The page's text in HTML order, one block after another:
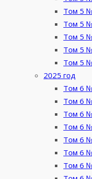
Том 5
Том 5
Том 5
Том 5
Том 5
2025 год
Том 6
Том 6
Том 6
Том 6
Том 6
Том 6
Том 6